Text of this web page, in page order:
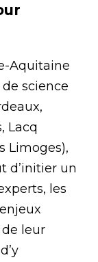
Aquitaine
science
Lacq
Limoges),
d’initier un
les
leur